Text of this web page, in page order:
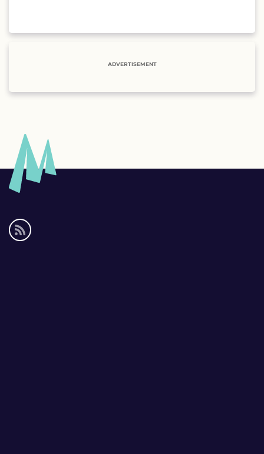
ADVERTISEMENT
Social
media